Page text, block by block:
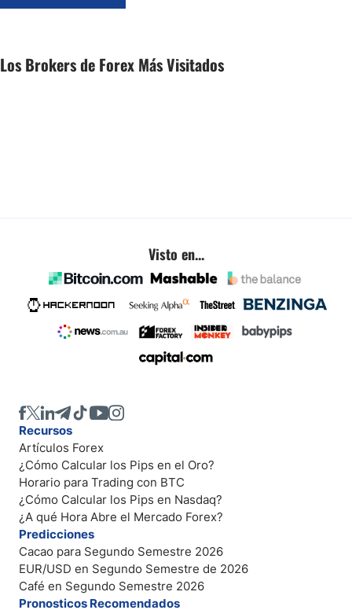
Los Brokers de Forex Más Visitados
Visto en...
Recursos
Artículos Forex
¿Cómo Calcular los Pips en el Oro?
Horario para Trading con BTC
¿Cómo Calcular los Pips en Nasdaq?
¿A qué Hora Abre el Mercado Forex?
Predicciones
Cacao para Segundo Semestre 2026
EUR/USD en Segundo Semestre de 2026
Café en Segundo Semestre 2026
Pronosticos Recomendados